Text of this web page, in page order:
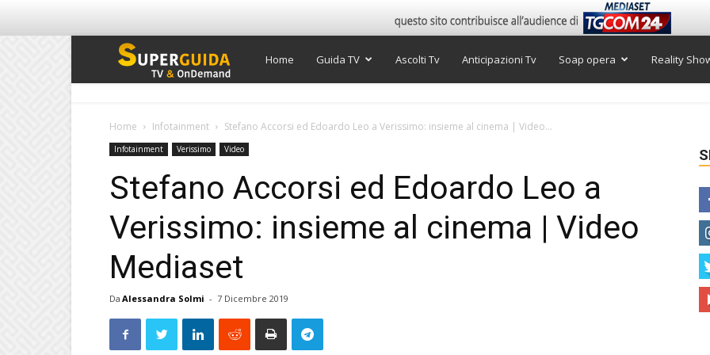
Super
Home Guida TV Ascolti Tv Anticipazioni Tv Soap opera Reality
Home Infotainment Stefano Accorsi ed Edoardo Leo a Verissimo: insieme al cinema | Video...
Infotainment Verissimo Video
Stefano Accorsi ed Edoardo Leo a
Verissimo: insieme al cinema | Video
Mediaset
Da Alessandra Solmi - 7 Dicembre 2019